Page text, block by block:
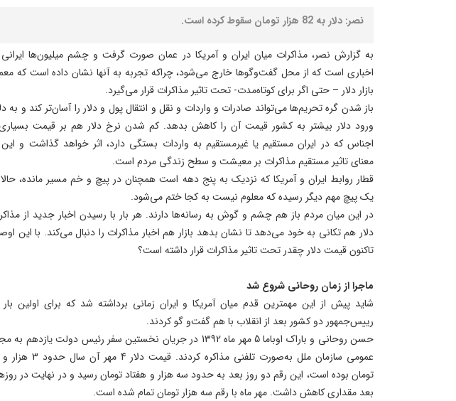
نصر: دلار به 82 هزار تومان سقوط کرده است.
به گزارش نصر، مذاکرات میان ایران و آمریکا در عمان صورت گرفت و چشم میلیون‌ها
اخباری است که از محل گفت‌وگوها خارج می‌شود، چراکه تجربه به آنها نشان داده است که
بازار دلار – حتی اگر برای کوتاه‌مدت- تحت تاثیر مذاکرات قرار می‌گیرد.
باز شدن گره تحریم‌ها می‌تواند صادرات و واردات و نقل و انتقال پول و دلار را آسان‌تر کند و به
ورود دلار بیشتر به کشور قیمت آن را کاهش بدهد. کم شدن نرخ دلار هم بر قیمت
اجناس که در ایران مستقیم یا غیرمستقیم به واردات بستگی دارد، اثر خواهد گذاشت و
معنای تاثیر مستقیم مذاکرات بر معیشت و سطح زندگی مردم است.
قطار روابط ایران و آمریکا که نزدیک به پنج دهه است همچنان در پیچ و خم مسیر مانده،
یک پیچ مهم دیگر رسیده که معلوم نیست به کجا ختم می‌شود.
در این میان مردم باز هم چشم و گوش به رسانه‌ها دارند. هر بار با رسیدن اخبار جدید از
دلار هم تکانی به خود می‌دهد تا نشان بدهد بازار هم اخبار مذاکرات را دنبال می‌کند. با این
تاکنون قیمت دلار چقدر تحت تاثیر مذاکرات قرار داشته است؟
ماجرا از زمان روحانی شروع شد
شاید پیش از این مهمترین قدم میان آمریکا و ایران زمانی برداشته شد که برای اولین
رییس‌جمهور دو کشور بعد از انقلاب با هم گفت‌و گو کردند.
حسن روحانی و باراک اوباما 5 مهر ماه 1392 در جریان نخستین سفر رئیس دولت یازدهم
تومان بوده است، این رقم دو روز بعد به حدود سه هزار و هفتاد تومان رسید و در نهایت در
بعد مقداری کاهش داشت. مهر ماه با رقم سه هزار تومان تمام شده است.